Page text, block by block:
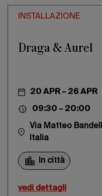
INSTALLAZIONE
Draga & Aurel
20 APR – 26 APR
09:30 – 20:00
Via Matteo
Italia
In città
vedi dettagli